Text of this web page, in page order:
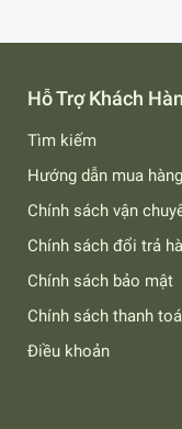
Hỗ Trợ Khách
Tìm kiếm
Hướng dẫn mua hàng
Chính sách vận
Chính sách đổi trả
Chính sách bảo mật
Chính sách thanh
Điều khoản